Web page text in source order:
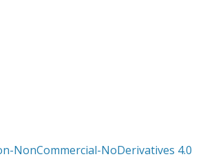
NonCommercial-NoDerivatives 4.0